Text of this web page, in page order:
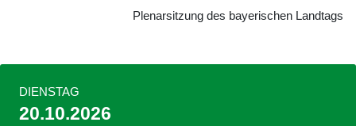
Plenarsitzung des bayerischen Landtags
DIENSTAG
20.10.2026